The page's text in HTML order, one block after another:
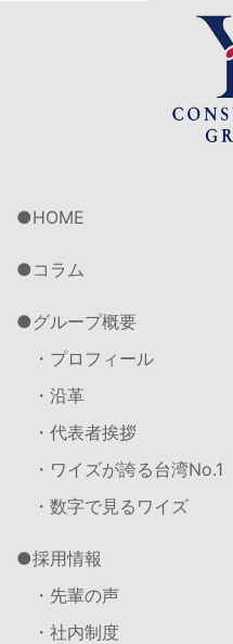
HOME
コラム
グループ概要
・プロフィール
・沿革
・代表者挨拶
・ワイズが誇る台湾No.1
・数字で見るワイズ
採用情報
・先輩の声
・社内制度